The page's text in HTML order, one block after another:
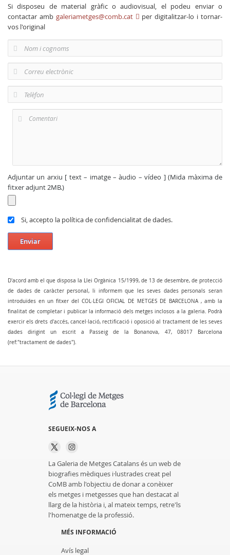
Si disposeu de material gràfic o audiovisual, el podeu enviar o
contactar amb galeriametges@comb.cat
per digitalitzar-lo i tornar-
vos l'original
Adjuntar un arxiu [ text – imatge – àudio – vídeo ] (Mida màxima de
fitxer adjunt 2MB.)
Si, accepto la política de confidencialitat de dades.
Enviar
D'acord amb el que disposa la Llei Orgànica 15/1999, de 13 de desembre, de protecció
de dades de caràcter personal, li informem que les seves dades personals seran
introduïdes en un fitxer del COL·LEGI OFICIAL DE METGES DE BARCELONA , amb la
finalitat de completar i publicar la informació dels metges inclosos a la galeria. Podrà
exercir els drets d'accés, cancel·lació, rectificació i oposició al tractament de les seves
dades dirigint un escrit a Passeig de la Bonanova, 47, 08017 Barcelona
(ref:"tractament de dades").
SEGUEIX-NOS A
La Galeria de Metges Catalans és un web de
biografies mèdiques i·lustrades creat pel
CoMB amb l'objectiu de donar a conèixer
els metges i metgesses que han destacat al
llarg de la història i, al mateix temps, retre'ls
l'homenatge de la professió.
MÉS INFORMACIÓ
Avís legal